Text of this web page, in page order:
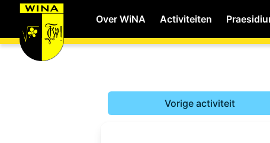
Over WiNA Activiteiten
WiNA
Vorige activiteit